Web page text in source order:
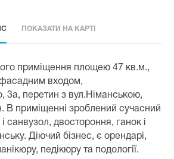
ПОКАЗАТИ НА КАРТІ
приміщення площею 47 кв.м.,
входом,
3а, перетин з вул.Німанською,
В приміщенні зроблений сучасний
санвузол, двостороння, ганок і
Діючий бізнес, є орендарі,
педікюру та подології.